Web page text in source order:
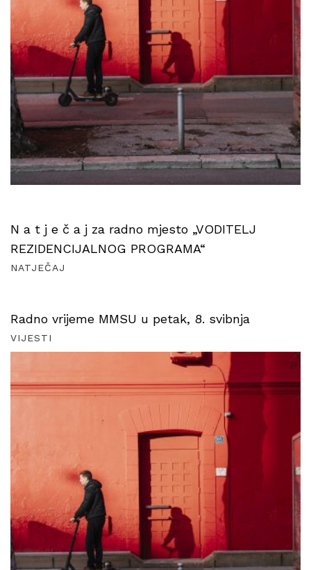
N a t j e č a j za radno mjesto „VODITELJ
REZIDENCIJALNOG PROGRAMA“
NATJEČAJ
Radno vrijeme MMSU u petak, 8. svibnja
VIJESTI